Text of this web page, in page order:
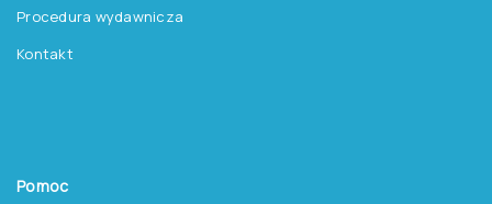
Procedura wydawnicza
Kontakt
Pomoc